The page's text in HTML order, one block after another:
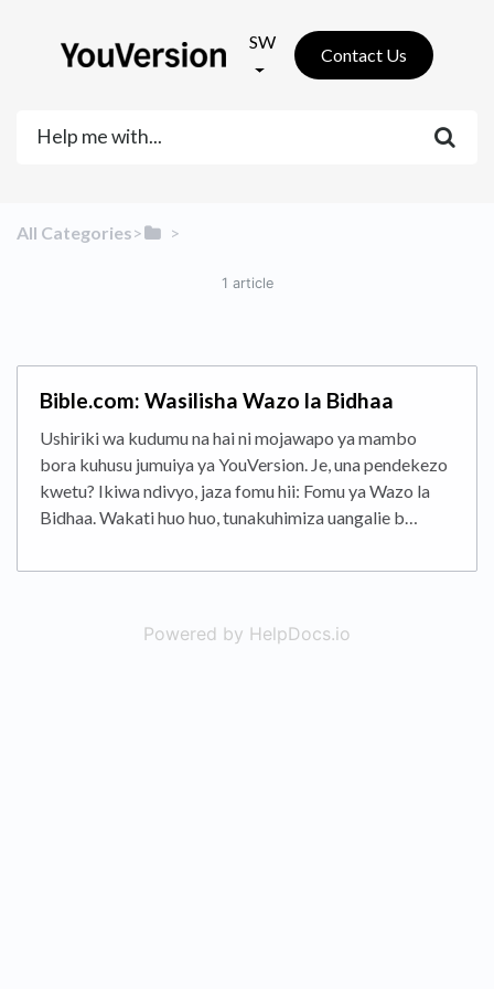
SW
Contact Us
All Categories​>​ ​ > ​
1 article
Bible.com: Wasilisha Wazo la Bidhaa
Ushiriki wa kudumu na hai ni mojawapo ya mambo
bora kuhusu jumuiya ya YouVersion. Je, una pendekezo
kwetu? Ikiwa ndivyo, jaza fomu hii: Fomu ya Wazo la
Bidhaa. Wakati huo huo, tunakuhimiza uangalie b…
Powered by HelpDocs.io